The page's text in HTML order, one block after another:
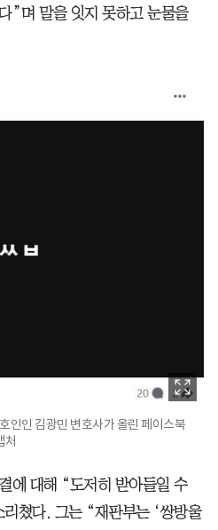
”며 말을 잇지 못하고 눈물을
인인 김광민 변호사가 올린 페이스북
처
에 대해 “도저히 받아들일 수
쳤다. 그는 “재판부는 ‘쌍방울